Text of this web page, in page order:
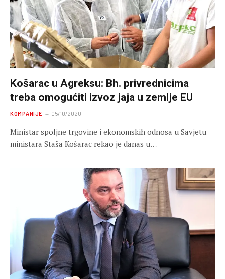
Košarac u Agreksu: Bh. privrednicima
treba omogućiti izvoz jaja u zemlje EU
KOMPANIJE 05/10/2020
Ministar spoljne trgovine i ekonomskih odnosa u Savjetu
ministara Staša Košarac rekao je danas u…